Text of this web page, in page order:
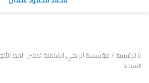
الرئيسية/مؤسسة الزاهي الشاملة تدشن الخط
السجاد